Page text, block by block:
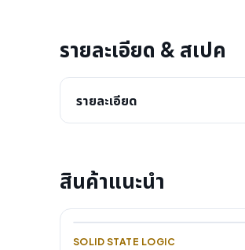
รายละเอียด & สเปค
รายละเอียด
สินค้าแนะนำ
SOLID STATE LOGIC